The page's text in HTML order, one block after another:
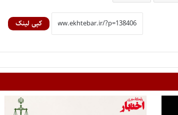
کپی لینک